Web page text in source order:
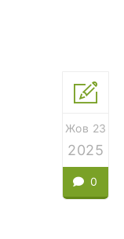
Жов 23
2025
0